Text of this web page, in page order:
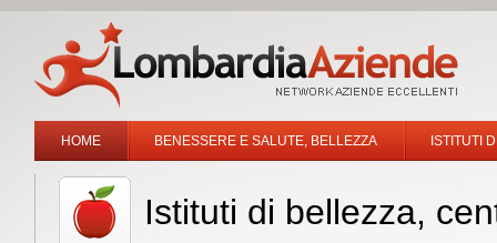
HOME BENESSERE E SALUTE, BELLEZZA ISTITUTI
Istituti di bellezza,